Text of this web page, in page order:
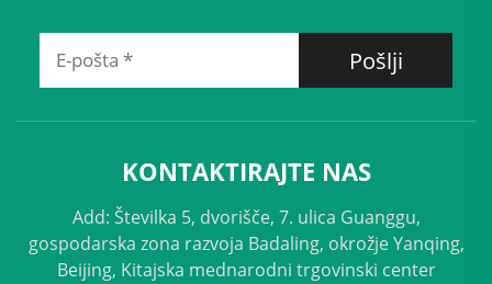
Pošlji
KONTAKTIRAJTE NAS
Add: Številka 5, dvorišče, 7. ulica Guanggu,
gospodarska zona razvoja Badaling, okrožje Yanqing,
Beijing, Kitajska mednarodni trgovinski center